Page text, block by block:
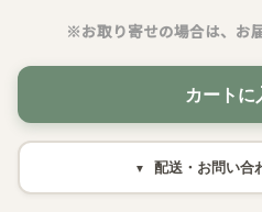
※お取り寄せの場合は、お
カートに
配送・お問い合